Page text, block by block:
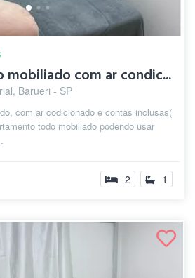
com ar condic...
Barueri - SP
com ar codicionado e contas inclusas(
todo mobiliado podendo usar
2 1